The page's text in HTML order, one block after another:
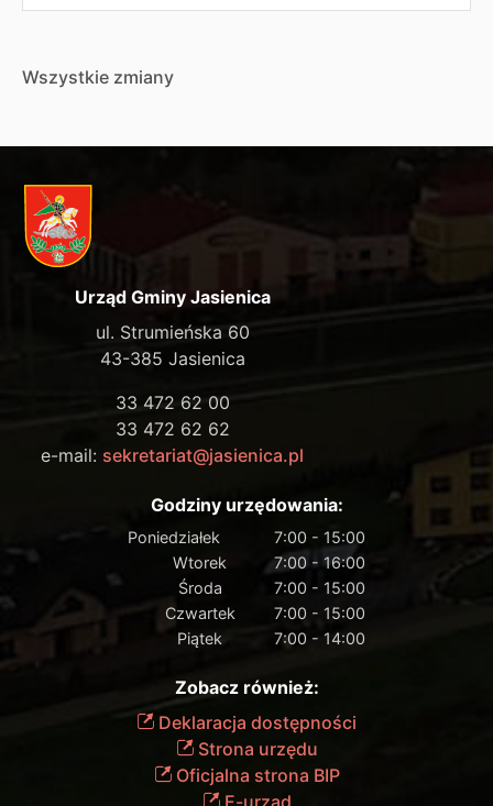
Wszystkie zmiany
Urząd Gminy Jasienica
ul. Strumieńska 60
43-385 Jasienica
33 472 62 00
33 472 62 62
e-mail: sekretariat@jasienica.pl
Godziny urzędowania:
Poniedziałek
7:00 - 15:00
Wtorek
7:00 - 16:00
Środa
7:00 - 15:00
Czwartek
7:00 - 15:00
Piątek
7:00 - 14:00
Zobacz również:
Deklaracja dostępności
Strona urzędu
Oficjalna strona BIP
E-urząd